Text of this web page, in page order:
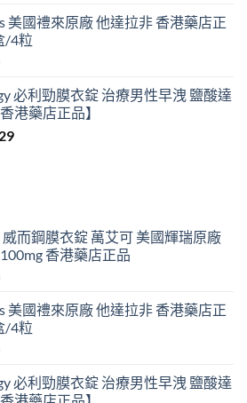
is:美國禮來原廠 他達拉非 香港藥店正
/4粒
必利勁膜衣錠 治療男性早洩 鹽酸達
港藥店正品】
Price
威而鋼膜衣錠 萬艾可 美國輝瑞原廠
香港藥店正品
is:美國禮來原廠 他達拉非 香港藥店正
/4粒
必利勁膜衣錠 治療男性早洩 鹽酸達
港藥店正品】